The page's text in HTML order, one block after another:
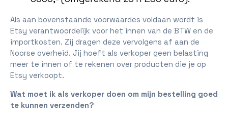
Als aan bovenstaande voorwaardes voldaan wordt is
Etsy verantwoordelijk voor het innen van de BTW en de
importkosten. Zij dragen deze vervolgens af aan de
Noorse overheid. Jij hoeft als verkoper geen belasting
meer te innen of te rekenen over producten die je op
Etsy verkoopt.
Wat moet ik als verkoper doen om mijn bestelling goed
te kunnen verzenden?